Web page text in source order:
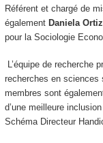
Référent et chargé de
également Daniela Ortiz
pour la Sociologie
L’équipe de recherche
recherches en sciences
membres sont
d’une meilleure
Schéma Directeur